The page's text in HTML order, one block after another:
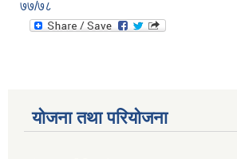
७७/७८
योजना तथा परियोजना